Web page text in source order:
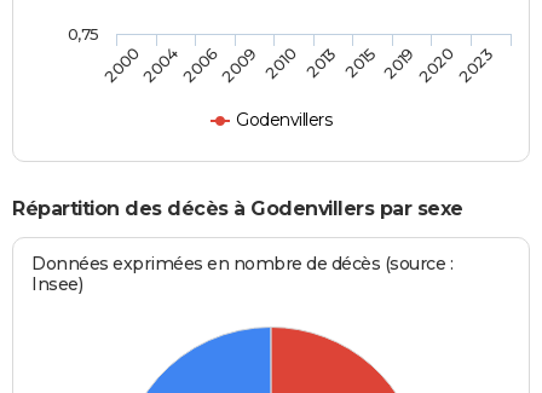
Godenvillers
2000200420062009 2010 2013 2015 201920202023
0,75
Répartition des décès à Godenvillers par sexe
Données exprimées en nombre de décès (source :
Insee)